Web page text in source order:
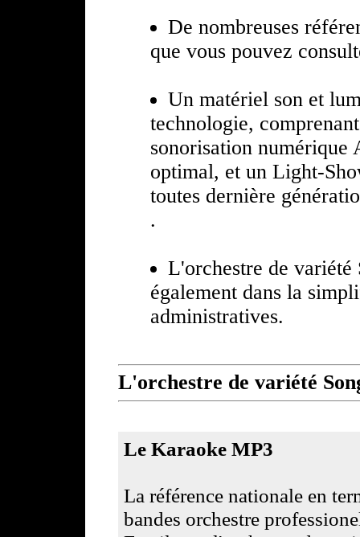
De nombreuses
que vous pouvez
Un matériel son et
technologie,
sonorisation numérique
optimal, et un Light-
toutes dernière
.
L'orchestre de variété
également dans la
administratives.
L'orchestre de variété
Le Karaoke MP3
La référence nationale en
bandes orchestre